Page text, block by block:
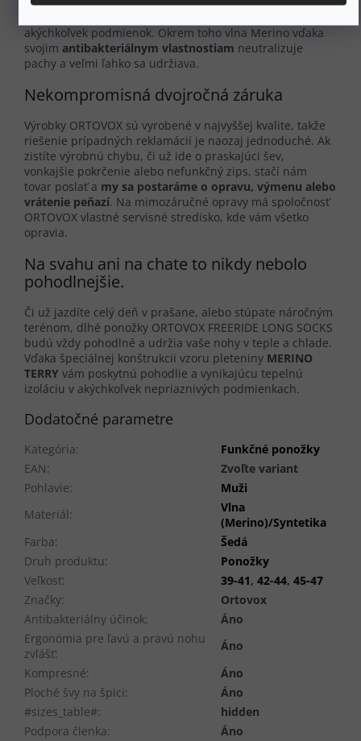
akýchkoľvek podmienok. Okrem toho vlna Merino vďaka
svojim antibakteriálnym vlastnostiam neutralizuje
pachy a veľmi ľahko sa udržiava.
Nekompromisná dvojročná záruka
Výrobky ORTOVOX sú vyrobené v najvyššej kvalite, takže
riešenie prípadných reklamácií je naozaj jednoduché. Ak
zistíte výrobnú chybu, či už ide o praskajúci šev,
vonkajšie pokrčenie alebo nefunkčný zips, stačí nám
tovar poslať a my sa postaráme o opravu, výmenu alebo
vrátenie peňazí. Na mimozáručné opravy má spoločnosť
ORTOVOX vlastné servisné stredisko, kde vám všetko
opravia.
Na svahu ani na chate to nikdy nebolo
pohodlnejšie.
Či už jazdíte celý deň v prašane, alebo stúpate náročným
terénom, dlhé ponožky ORTOVOX FREERIDE LONG SOCKS
budú vždy pohodlné a udržia vaše nohy v teple a chlade.
Vďaka špeciálnej konštrukcii vzoru pleteniny MERINO
TERRY vám poskytnú pohodlie a vynikajúcu tepelnú
izoláciu v akýchkoľvek nepriaznivých podmienkach.
Dodatočné parametre
Kategória:
Funkčné ponožky
EAN:
Zvoľte variant
Pohlavie:
Muži
Materiál:
Vlna
(Merino)/Syntetika
Farba:
Šedá
Druh produktu:
Ponožky
Veľkosť: 39-41, 42-44, 45-47
Značky:
Ortovox
Antibakteriálny účinok:
Áno
Ergonómia pre ľavú a pravú nohu
zvlášť:
Áno
Kompresné:
Áno
Ploché švy na špici:
Áno
#sizes_table#:
hidden
Podpora členka:
Áno